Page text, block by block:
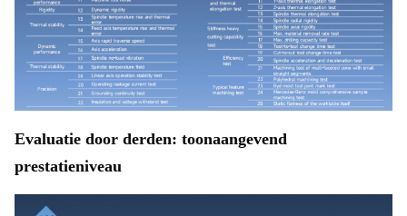
Evaluatie door derden: toonaangevend
prestatieniveau